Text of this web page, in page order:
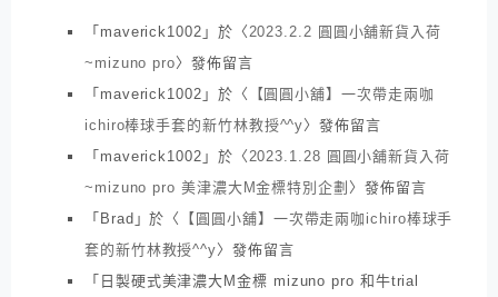
「 maverick1002 」於〈2023.2.2 圓圓小舖新貨入荷
~mizuno pro〉發佈留言
「 maverick1002 」於〈
【圓圓小舖】一次帶走兩咖
ichiro棒球手套的新竹林教授^^y〉發佈留言
「 maverick1002 」於〈2023.1.28 圓圓小舖新貨入荷
~mizuno pro 美津濃大M金標特別企劃 〉發佈留言
「 Brad 」於〈
【圓圓小舖】一次帶走兩咖ichiro棒球手
套的新竹林教授^^y〉發佈留言
「 日製硬式美津濃大M金標 mizuno pro 和牛trial